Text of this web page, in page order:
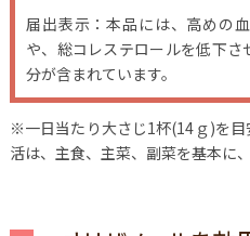
届出表示：本品には、高めの
や、総コレステロールを低下
分が含まれています。
※一日当たり大さじ1杯(14ｇ)を
活は、主食、主菜、副菜を基本に